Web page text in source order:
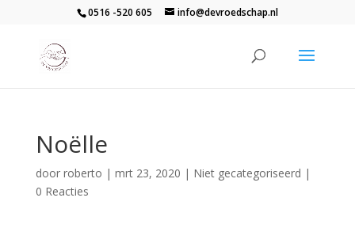
0516 -520 605 info@devroedschap.nl
Noëlle
door roberto | mrt 23, 2020 | Niet gecategoriseerd |
0 Reacties